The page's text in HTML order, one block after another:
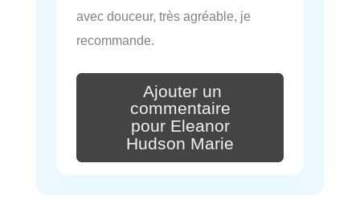
avec douceur, très agréable, je
recommande.
Ajouter un
commentaire
pour Eleanor
Hudson Marie